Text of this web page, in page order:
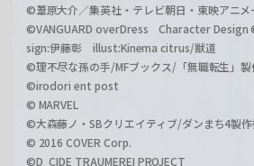
©葦原大介／集英社・テレビ朝日・東映アニメ
©VANGUARD overDress Character
sign:伊藤彰 illust:Kinema citrus/獣道
©理不尽な孫の手/MFブックス/「無職転生」
©irodori ent post
© MARVEL
©大森藤ノ・SBクリエイティブ/ダンまち4製
© 2016 COVER Corp.
©D_CIDE TRAUMEREI PROJECT